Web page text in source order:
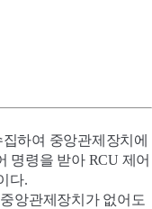
하여 중앙관제장치에
명령을 받아 RCU 제어
다.
앙관제장치가 없어도